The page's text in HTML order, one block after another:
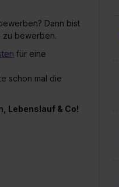
Dann bist
zu bewerben.
für eine
schon mal die
Lebenslauf & Co!